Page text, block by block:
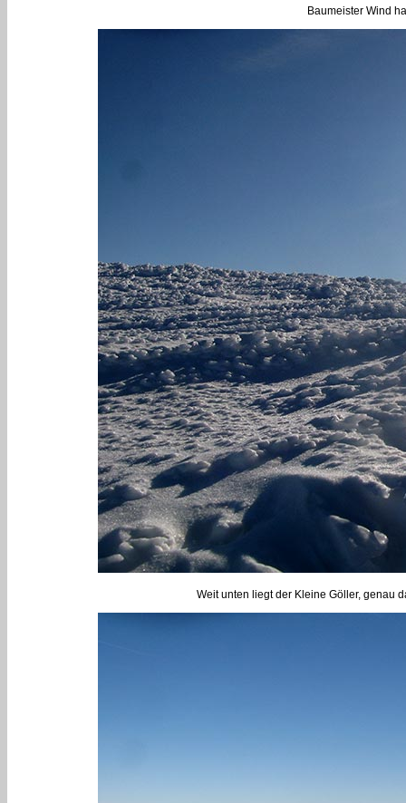
Baumeister Wind
Weit unten liegt der Kleine Göller, genau